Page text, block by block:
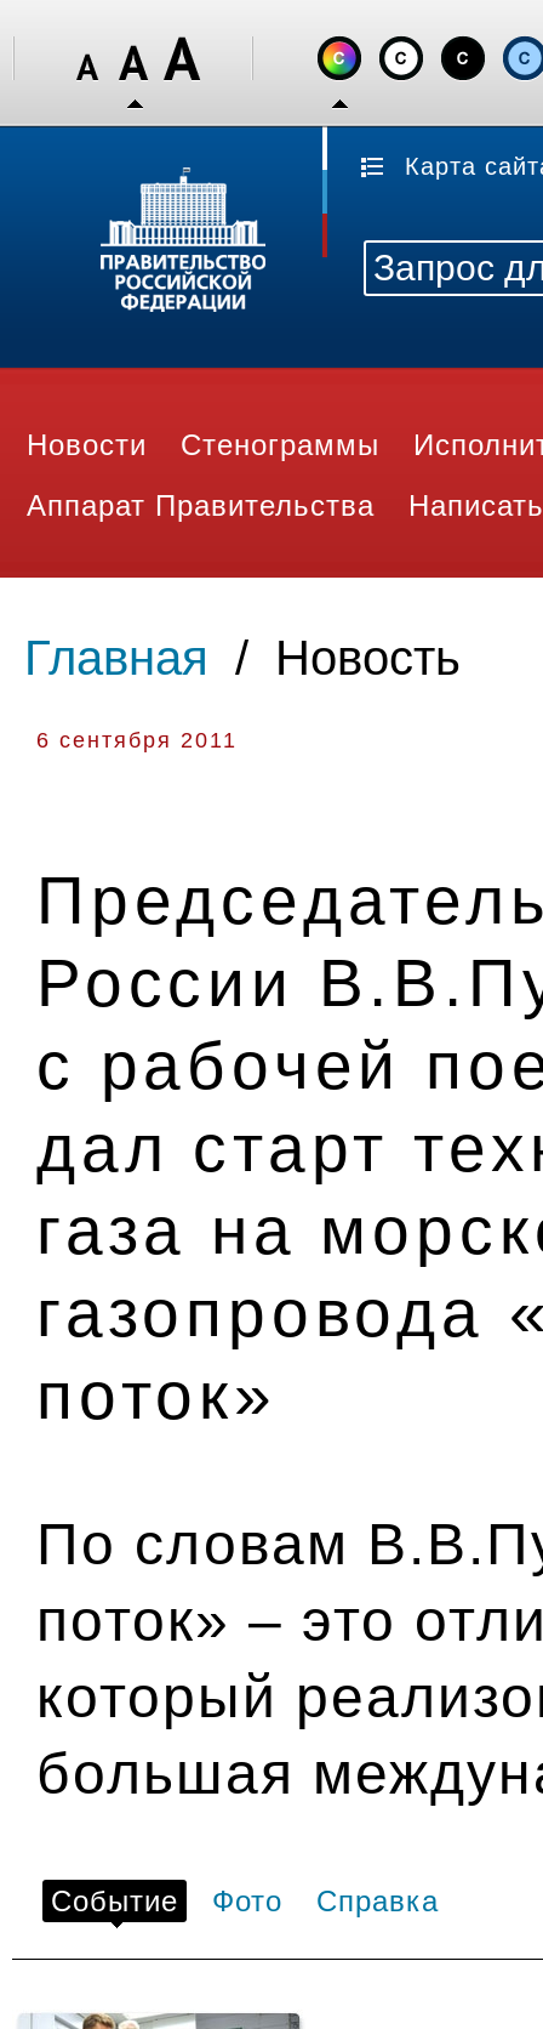
Карта
Новости Стенограммы
Аппарат Правительства
Главная / Новость
6 сентября 2011
России
с рабочей
дал старт
газа на
газопровода
поток»
По словам
поток» – это
который
большая
Событие Фото Справка